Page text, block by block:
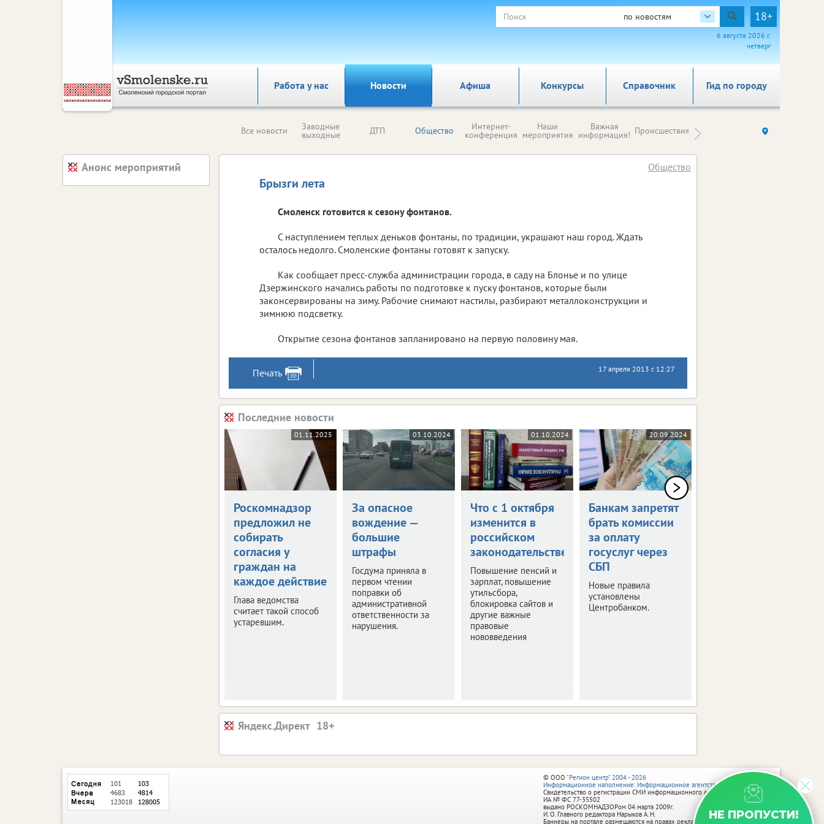
по новостям 18+
6 августа 2026 г.
четверг
Работа у нас Новости Афиша Справочник Гид по городу
Конкурсы
Все новости Заводные
выходные ДТП Общество Интернет-
конференция
Наши
мероприятия
Важная
информация! Происшествия Здоровье компаний (на
Брызги лета
Общество
Смоленск готовится к сезону фонтанов.
С наступлением теплых деньков фонтаны, по традиции, украшают наш город. Ждать
осталось недолго. Смоленские фонтаны готовят к запуску.
Как сообщает пресс-служба администрации города, в саду на Блонье и по улице
Дзержинского начались работы по подготовке к пуску фонтанов, которые были
законсервированы на зиму. Рабочие снимают настилы, разбирают металлоконструкции и
зимнюю подсветку.
Открытие сезона фонтанов запланировано на первую половину мая.
Печать 17 апреля 2013 г. 12:27
Последние новости
01.11.2025
Роскомнадзор
предложил не
собирать
согласия у
граждан на
каждое действие
Глава ведомства
считает такой способ
устаревшим.
03.10.2024
За опасное
вождение —
большие
штрафы
Госдума приняла в
первом чтении
поправки об
административной
ответственности за
нарушения.
01.10.2024
Что с 1 октября
изменится в
российском
законодательстве
Повышение пенсий и
зарплат, повышение
утильсбора,
блокировка сайтов и
другие важные
правовые
нововведения
20.09.2024
Банкам запретят
брать комиссии
за оплату
госуслуг через
СБП
Новые правила
установлены
Центробанком.
Яндекс.Директ
Анонс мероприятий
НЕ ПРОПУСТИ!
© ООО "Регион центр" 2004 - 2026
Информационное наполнение: Информационное агентство vRossii.ru
Свидетельство о регистрации СМИ информационного агентства vRossii.ru
ИА № ФС 77‑35502
выдано РОСКОМНАДЗОРом 04 марта 2009г.
И. О. Главного редактора Нарыков А. Н.
Баннеры на портале размещаются на правах рекламы.